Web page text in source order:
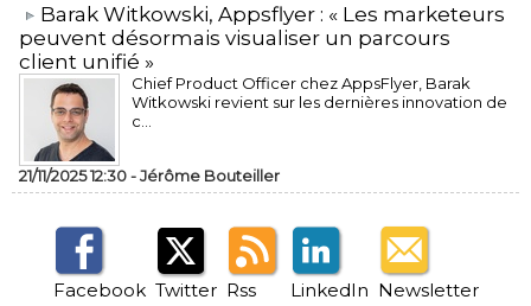
​Barak Witkowski, Appsflyer : « Les marketeurs
peuvent désormais visualiser un parcours
client unifié »
Chief Product Officer chez AppsFlyer, ​Barak
Witkowski revient sur les dernières innovation de
c...
21/11/2025 12:30 -Jérôme Bouteiller
Facebook Twitter Rss LinkedIn Newsletter